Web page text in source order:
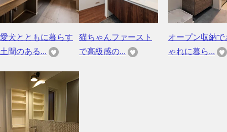
愛犬とともに暮らす
土間のある...
猫ちゃんファースト
で高級感の...
オープン収納で
ゃれに暮ら...